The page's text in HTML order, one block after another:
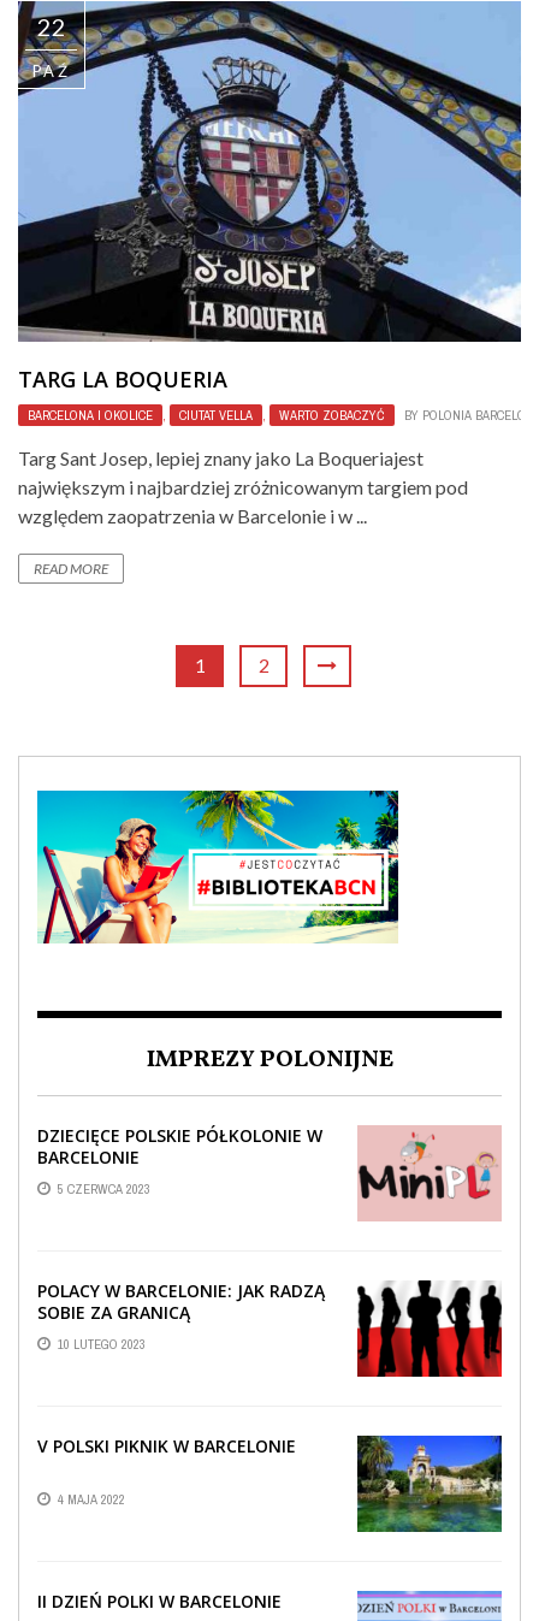
22
PAŹ
TARG LA BOQUERIA
BARCELONA I OKOLICE , CIUTAT VELLA , WARTO ZOBACZYĆ BY POLONIA
Targ Sant Josep, lepiej znany jako La Boqueriajest
największym i najbardziej zróżnicowanym targiem pod
względem zaopatrzenia w Barcelonie i w ...
READ MORE
1 2
IMPREZY POLONIJNE
DZIECIĘCE POLSKIE PÓŁKOLONIE W
BARCELONIE
5 CZERWCA 2023
POLACY W BARCELONIE: JAK RADZĄ
SOBIE ZA GRANICĄ
10 LUTEGO 2023
V POLSKI PIKNIK W BARCELONIE
4 MAJA 2022
II DZIEŃ POLKI W BARCELONIE